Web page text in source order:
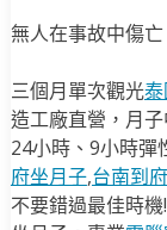
無人在事故中傷
三個月單次觀光
造工廠直營，月
24小時、9小時彈
府坐月子,台南到
不要錯過最佳時